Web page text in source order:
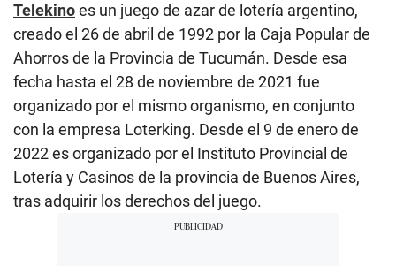
Telekinoes un juego de azar de lotería argentino,
creado el 26 de abril de 1992 por la Caja Popular de
Ahorros de la Provincia de Tucumán. Desde esa
fecha hasta el 28 de noviembre de 2021 fue
organizado por el mismo organismo, en conjunto
con la empresa Loterking. Desde el 9 de enero de
2022 es organizado por el Instituto Provincial de
Lotería y Casinos de la provincia de Buenos Aires,
tras adquirir los derechos del juego.